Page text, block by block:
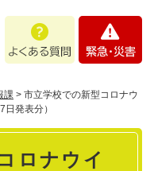
あ
問
・
課 > 市立学校での新型コロナウ
発表分）
ロナウイ